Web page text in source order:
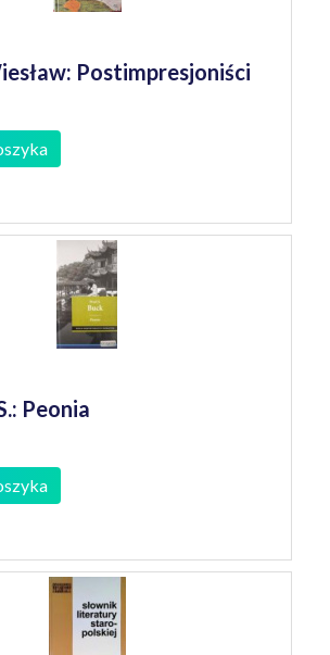
Postimpresjoniści
Peonia